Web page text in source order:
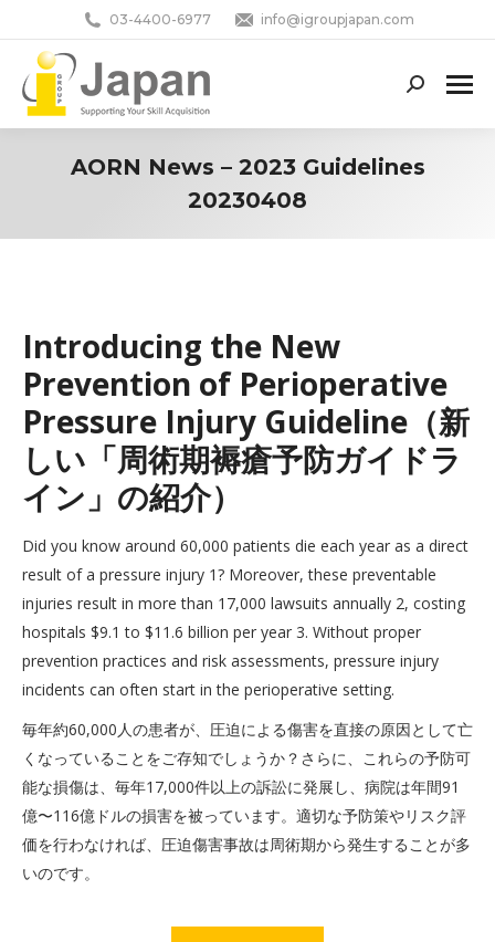
03-4400-6977 info@igroupjapan.com
Search:
AORN News – 2023 Guidelines
20230408
Introducing the New
Prevention of Perioperative
Pressure Injury Guideline（新
しい「周術期褥瘡予防ガイドラ
イン」の紹介）
Did you know around 60,000 patients die each year as a direct
result of a pressure injury 1? Moreover, these preventable
injuries result in more than 17,000 lawsuits annually 2, costing
hospitals $9.1 to $11.6 billion per year 3. Without proper
prevention practices and risk assessments, pressure injury
incidents can often start in the perioperative setting.
毎年約60,000人の患者が、圧迫による傷害を直接の原因として亡
くなっていることをご存知でしょうか？さらに、これらの予防可
能な損傷は、毎年17,000件以上の訴訟に発展し、病院は年間91
億〜116億ドルの損害を被っています。適切な予防策やリスク評
価を行わなければ、圧迫傷害事故は周術期から発生することが多
いのです。